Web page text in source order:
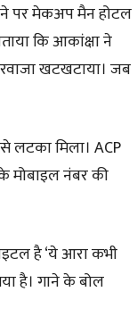
पर मेकअप मैन होटल
कि आकांक्षा ने
खटखटाया। जब
लटका मिला। ACP
मोबाइल नंबर की
है ‘ये आरा कभी
है। गाने के बोल